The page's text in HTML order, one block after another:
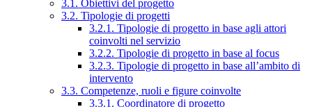
3.1. Obiettivi del progetto
3.2. Tipologie di progetti
3.2.1. Tipologie di progetto in base agli attori
coinvolti nel servizio
3.2.2. Tipologie di progetto in base al focus
3.2.3. Tipologie di progetto in base all’ambito di
intervento
3.3. Competenze, ruoli e figure coinvolte
3.3.1. Coordinatore di progetto